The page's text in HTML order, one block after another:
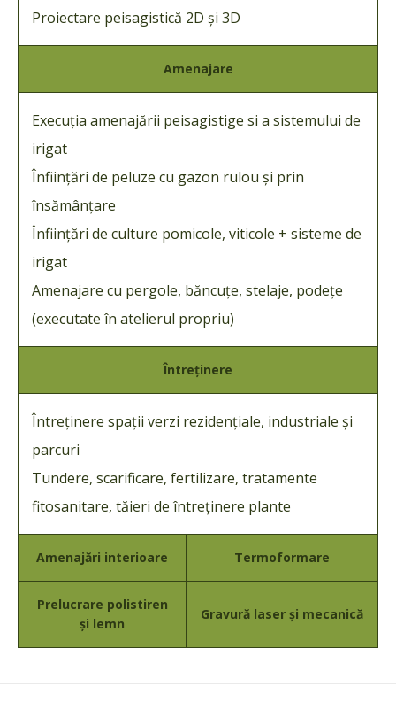
Proiectare peisagistică 2D și 3D
Amenajare
Execuția amenajării peisagistige si a sistemului de
irigat
Înființări de peluze cu gazon rulou și prin
însămânțare
Înființări de culture pomicole, viticole + sisteme de
irigat
Amenajare cu pergole, băncuțe, stelaje, podețe
(executate în atelierul propriu)
Întreținere
Întreținere spații verzi rezidențiale, industriale și
parcuri
Tundere, scarificare, fertilizare, tratamente
fitosanitare, tăieri de întreținere plante
Amenajări interioare Termoformare
Prelucrare polistiren
și lemn
Gravură laser și mecanică